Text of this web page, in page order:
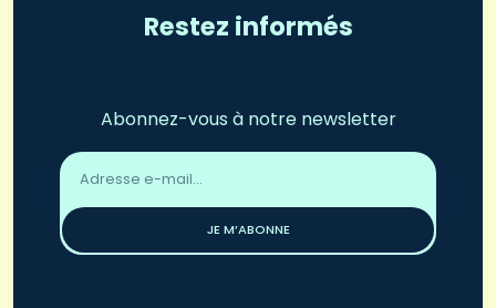
Restez informés
Abonnez-vous à notre newsletter
Adresse
email
JE M’ABONNE